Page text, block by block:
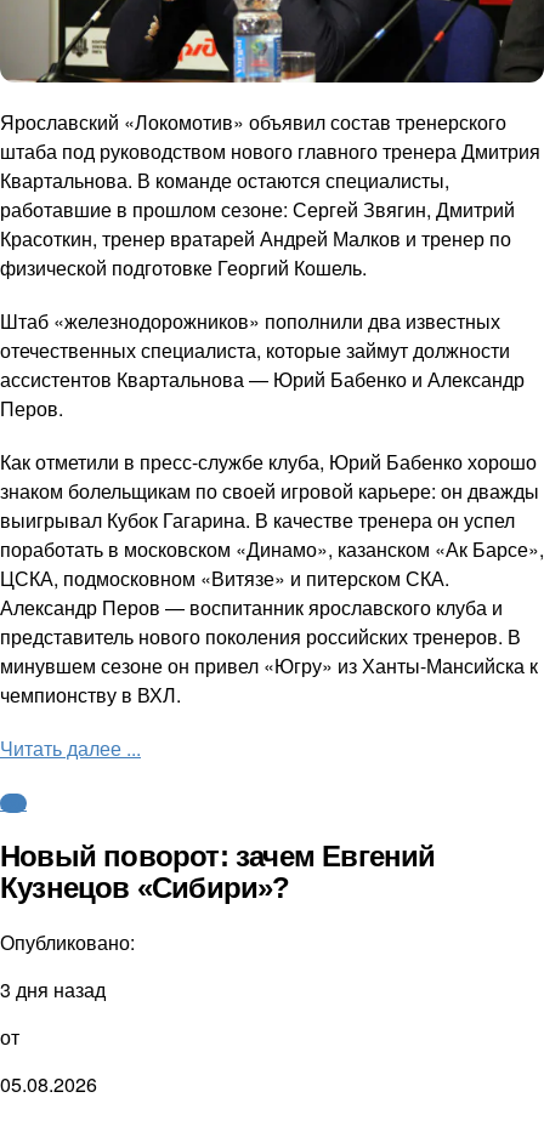
Ярославский «Локомотив» объявил состав тренерского
штаба под руководством нового главного тренера Дмитрия
Квартальнова. В команде остаются специалисты,
работавшие в прошлом сезоне: Сергей Звягин, Дмитрий
Красоткин, тренер вратарей Андрей Малков и тренер по
физической подготовке Георгий Кошель.
Штаб «железнодорожников» пополнили два известных
отечественных специалиста, которые займут должности
ассистентов Квартальнова — Юрий Бабенко и Александр
Перов.
Как отметили в пресс-службе клуба, Юрий Бабенко хорошо
знаком болельщикам по своей игровой карьере: он дважды
выигрывал Кубок Гагарина. В качестве тренера он успел
поработать в московском «Динамо», казанском «Ак Барсе»,
ЦСКА, подмосковном «Витязе» и питерском СКА.
Александр Перов — воспитанник ярославского клуба и
представитель нового поколения российских тренеров. В
минувшем сезоне он привел «Югру» из Ханты-Мансийска к
чемпионству в ВХЛ.
Читать далее ...
КХЛ
Новый поворот: зачем Евгений
Кузнецов «Сибири»?
Опубликовано:
3 дня назад
от
05.08.2026